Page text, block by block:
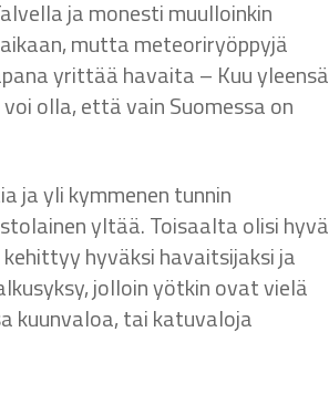
ja monesti muulloinkin
mutta meteoriryöppyjä
yrittää havaita – Kuu yleensä
olla, että vain Suomessa on
ja yli kymmenen tunnin
yltää. Toisaalta olisi hyvä
hyväksi havaitsijaksi ja
jolloin yötkin ovat vielä
kuunvaloa, tai katuvaloja